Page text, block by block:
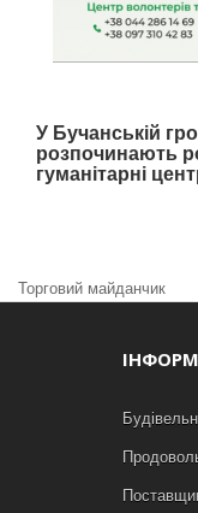
У Бучанській
розпочинають
гуманітарні
Торговий майданчик